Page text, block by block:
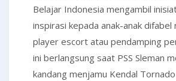
Belajar Indonesia mengambil
inspirasi kepada anak-anak
player escort atau pendamping
ini berlangsung saat PSS Sleman
kandang menjamu Kendal Tornado